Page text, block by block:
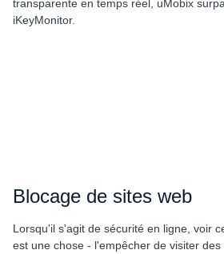
transparente en temps réel, uMobix
iKeyMonitor.
Blocage de sites web
Lorsqu'il s'agit de sécurité en ligne, voir
est une chose - l'empêcher de visiter